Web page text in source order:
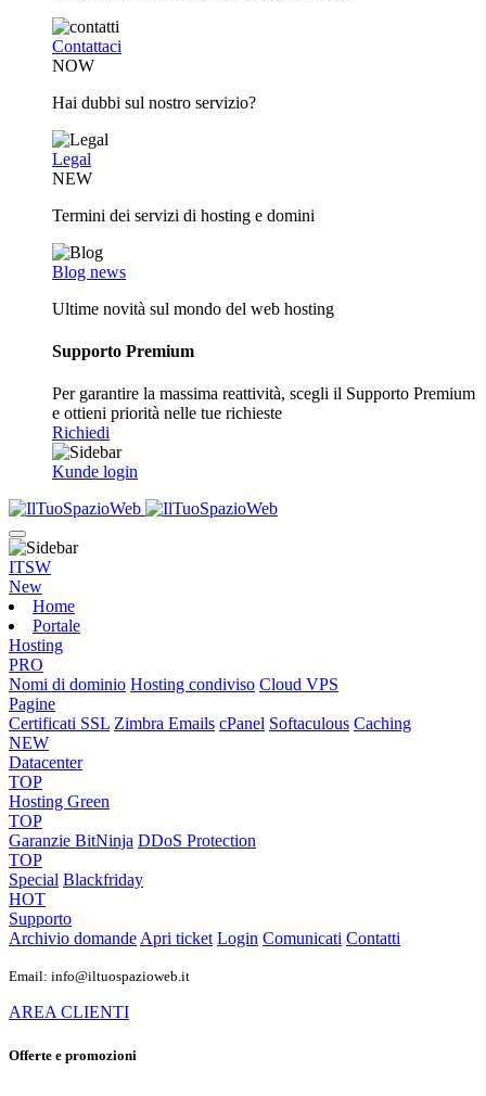
Contattaci
NOW
Hai dubbi sul nostro servizio?
Legal
NEW
Termini dei servizi di hosting e domini
Blog news
Ultime novità sul mondo del web hosting
Supporto Premium
Per garantire la massima reattività, scegli il Supporto Premium
e ottieni priorità nelle tue richieste
Richiedi
Kunde login
ITSW
New
Home
Portale
Hosting
PRO
Nomi di dominio Hosting condiviso Cloud VPS
Pagine
Certificati SSL Zimbra Emails cPanel Softaculous Caching
NEW
Datacenter
TOP
Hosting Green
TOP
Garanzie BitNinja DDoS Protection
TOP
Special Blackfriday
HOT
Supporto
Archivio domandeApri ticket Login Comunicati Contatti
Email: info@iltuospazioweb.it
AREA CLIENTI
Offerte e promozioni